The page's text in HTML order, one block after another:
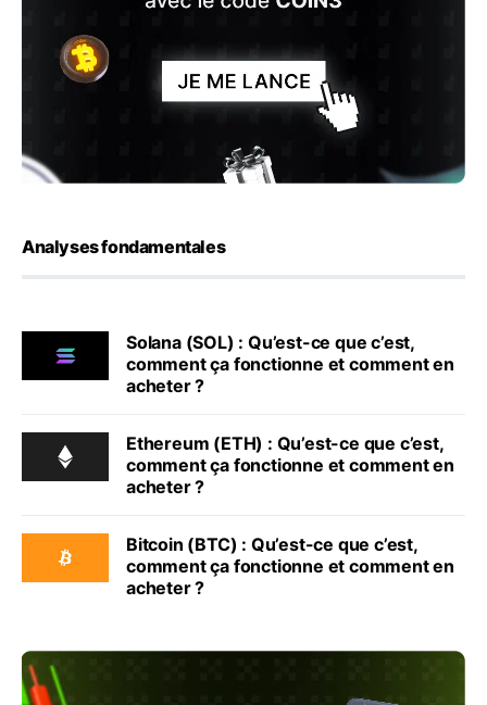
Analyses fondamentales
Solana (SOL) : Qu’est-ce que c’est,
comment ça fonctionne et comment en
acheter ?
Ethereum (ETH) : Qu’est-ce que c’est,
comment ça fonctionne et comment en
acheter ?
Bitcoin (BTC) : Qu’est-ce que c’est,
comment ça fonctionne et comment en
acheter ?